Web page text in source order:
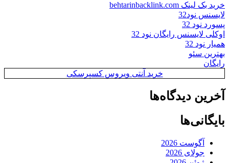
خرید بک لینک behtarinbacklink.com
لایسنس نود32
پسورد نود 32
اوکلی لایسنس رایگان نود 32
همیار نود 32
بهترین سئو
رایگان
خرید آنتی ویروس کسپرسکی
آخرین دیدگاه‌ها
بایگانی‌ها
آگوست 2026
جولای 2026